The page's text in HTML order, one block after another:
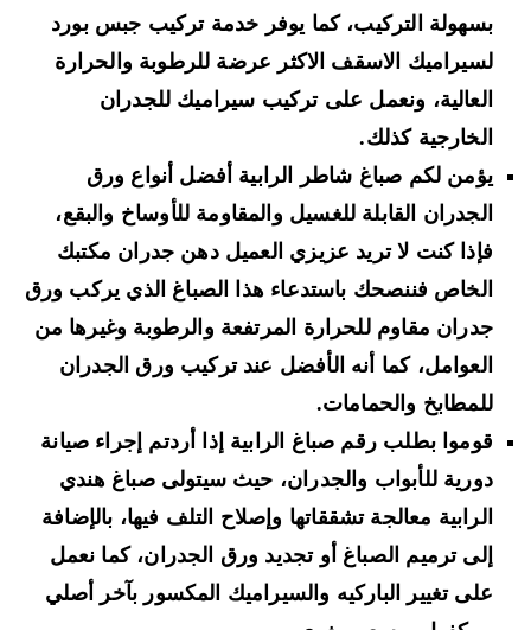
بسهولة التركيب، كما يوفر خدمة تركيب جبس بورد
لسيراميك الاسقف الاكثر عرضة للرطوبة والحرارة
العالية، ونعمل على تركيب سيراميك للجدران
الخارجية كذلك.
يؤمن لكم صباغ شاطر الرابية أفضل أنواع ورق
الجدران القابلة للغسيل والمقاومة للأوساخ والبقع،
فإذا كنت لا تريد عزيزي العميل دهن جدران مكتبك
الخاص فننصحك باستدعاء هذا الصباغ الذي يركب ورق
جدران مقاوم للحرارة المرتفعة والرطوبة وغيرها من
العوامل، كما أنه الأفضل عند تركيب ورق الجدران
للمطابخ والحمامات.
قوموا بطلب رقم صباغ الرابية إذا أردتم إجراء صيانة
دورية للأبواب والجدران، حيث سيتولى صباغ هندي
الرابية معالجة تشققاتها وإصلاح التلف فيها، بالإضافة
إلى ترميم الصباغ أو تجديد ورق الجدران، كما نعمل
على تغيير الباركيه والسيراميك المكسور بآخر أصلي